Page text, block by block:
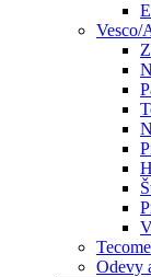
Vesco/
Odevy